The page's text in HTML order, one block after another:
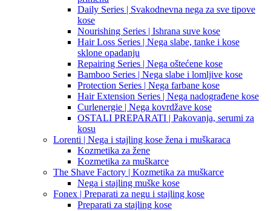
Daily Series | Svakodnevna nega za sve tipove
kose
Nourishing Series | Ishrana suve kose
Hair Loss Series | Nega slabe, tanke i kose
sklone opadanju
Repairing Series | Nega oštećene kose
Bamboo Series | Nega slabe i lomljive kose
Protection Series | Nega farbane kose
Hair Extension Series | Nega nadograđene kose
Curlenergie | Nega kovrdžave kose
OSTALI PREPARATI | Pakovanja, serumi za
kosu
Lorenti | Nega i stajling kose žena i muškaraca
Kozmetika za žene
Kozmetika za muškarce
The Shave Factory | Kozmetika za muškarce
Nega i stajling muške kose
Fonex | Preparati za negu i stajling kose
Preparati za stajling kose